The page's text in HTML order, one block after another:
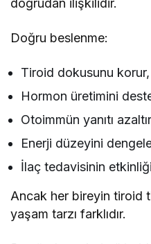
Doğru beslenme:
Tiroid dokusunu korur,
Hormon üretimini
Otoimmün yanıtı
Enerji düzeyini
İlaç tedavisinin
Ancak her bireyin tiroid
yaşam tarzı farklıdır.